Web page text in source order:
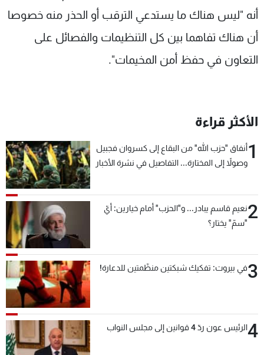
أنه "ليس هناك ما يستدعي الترقب أو الحذر منه خصوصا
أن هناك تفاهما بين كل التنظيمات والفصائل على
التعاون في حفظ أمن المخيمات".
الأكثر قراءة
1أنفاق "حزب الله" من البقاع إلى كسروان فجبيل
وصولاً إلى المختارة... التفاصيل في نشرة الأخبار
2نعيم قاسم يبادر... و"الحزب" أمام خيارين: أيّ
"سمّ" يختار؟
3في بيروت: تفكيك شبكتين منظّمتين للدعارة!
4الرئيس عون ردّ 4 قوانين إلى مجلس النواب